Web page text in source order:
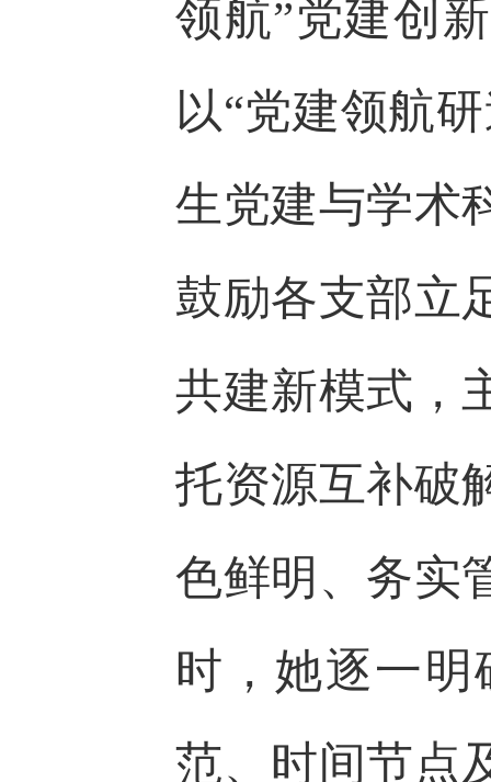
领航”党建创
以“党建领航
生党建与学术
鼓励各支部立
共建新模式，
托资源互补破
色鲜明、务实
时，她逐一
范、时间节点